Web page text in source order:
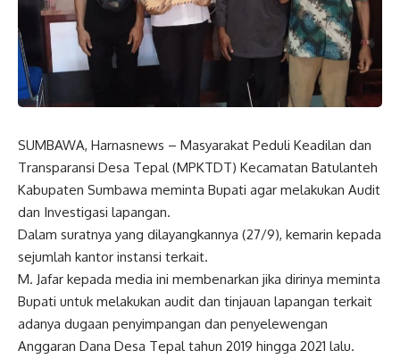
SUMBAWA, Harnasnews – Masyarakat Peduli Keadilan dan
Transparansi Desa Tepal (MPKTDT) Kecamatan Batulanteh
Kabupaten Sumbawa meminta Bupati agar melakukan Audit
dan Investigasi lapangan.
Dalam suratnya yang dilayangkannya (27/9), kemarin kepada
sejumlah kantor instansi terkait.
M. Jafar kepada media ini membenarkan jika dirinya meminta
Bupati untuk melakukan audit dan tinjauan lapangan terkait
adanya dugaan penyimpangan dan penyelewengan
Anggaran Dana Desa Tepal tahun 2019 hingga 2021 lalu.